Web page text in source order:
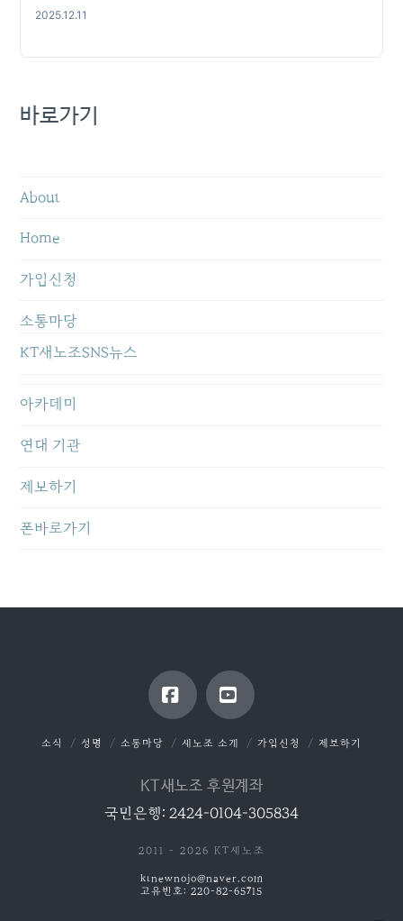
2025.12.11
바로가기
About
Home
가입신청
소통마당
KT새노조SNS뉴스
아카데미
연대 기관
제보하기
폰바로가기
FacebookYouTube
소식 성명 소통마당 새노조 소개 가입신청 제보하기
KT새노조 후원계좌
국민은행: 2424-0104-305834
2011 - 2026 KT새노조
ktnewnojo@naver.com
고유번호: 220-82-65715